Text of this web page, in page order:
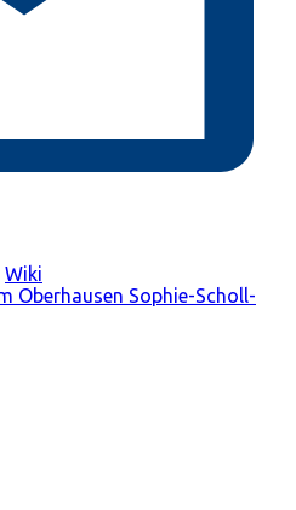
Wiki
Sophie-Scholl-